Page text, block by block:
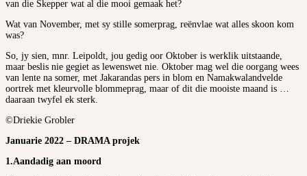
van die Skepper wat al die mooi gemaak het?
Wat van November, met sy stille somerprag, reënvlae wat alles skoon kom
was?
So, jy sien, mnr. Leipoldt, jou gedig oor Oktober is werklik uitstaande,
maar beslis nie gegiet as lewenswet nie. Oktober mag wel die oorgang wees
van lente na somer, met Jakarandas pers in blom en Namakwalandvelde
oortrek met kleurvolle blommeprag, maar of dit die mooiste maand is …
daaraan twyfel ek sterk.
©Driekie Grobler
Januarie 2022 – DRAMA projek
1.Aandadig aan moord